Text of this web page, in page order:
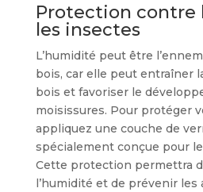
Protection contre
les insectes
L’humidité peut être
bois, car elle peut entraîner
bois et favoriser le
moisissures. Pour protéger
appliquez une couche de
spécialement conçue pour
Cette protection permettra
l’humidité et de prévenir les